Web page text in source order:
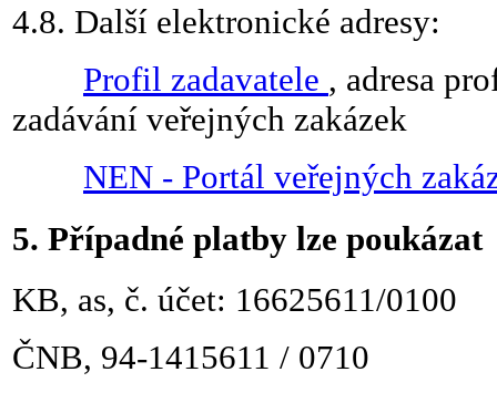
4.8. Další elektronické adresy:
Profil zadavatele , adresa
zadávání veřejných zakázek
NEN - Portál veřejných
5. Případné platby lze poukázat
KB, as, č. účet: 16625611/0100
ČNB, 94-1415611 / 0710